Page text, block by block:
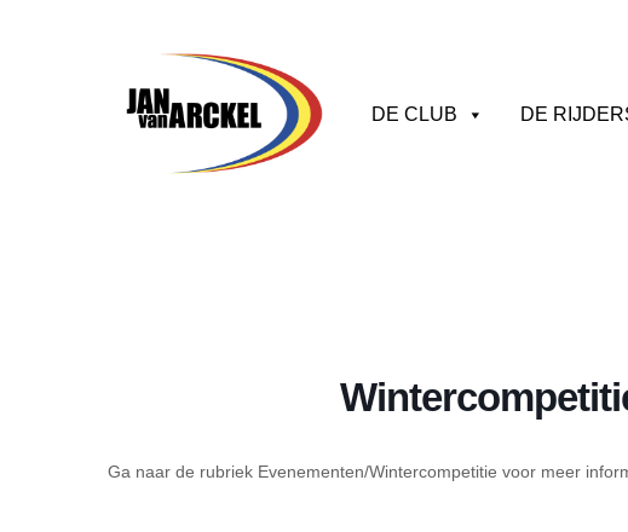
DE CLUB DE
Ga naar de rubriek Evenementen/Wintercompetitie voor meer